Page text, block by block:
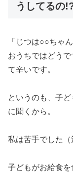
うしてるの
「じつは○○ちゃ
おうちではどう
て辛いです。
というのも、子
に聞くから。
私は苦手でした（
子どもがお給食